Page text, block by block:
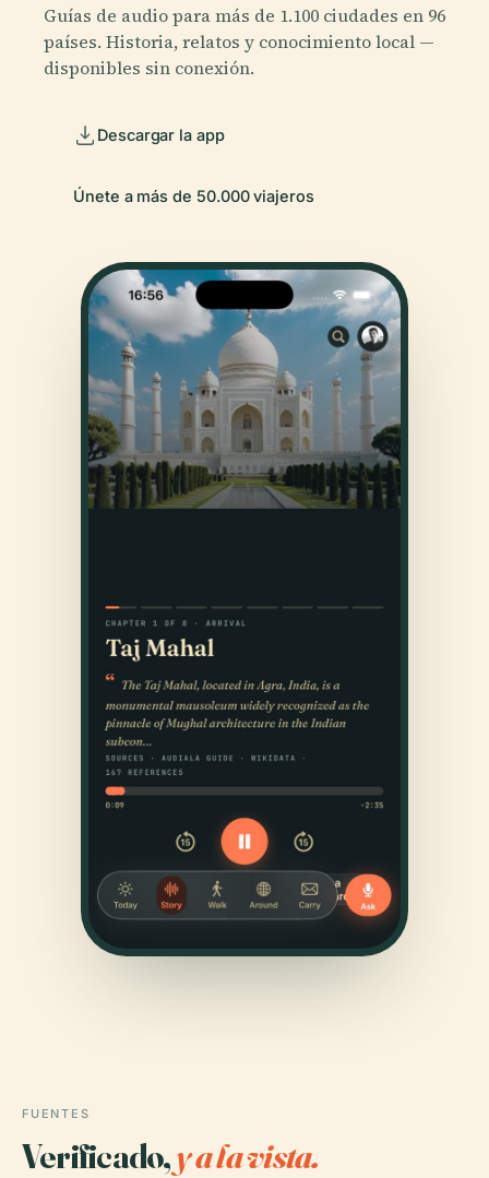
Guías de audio para más de 1.100 ciudades en 96
países. Historia, relatos y conocimiento local —
disponibles sin conexión.
Descargar la app
Únete a más de 50.000 viajeros
FUENTES
Verificado,y a la vista.